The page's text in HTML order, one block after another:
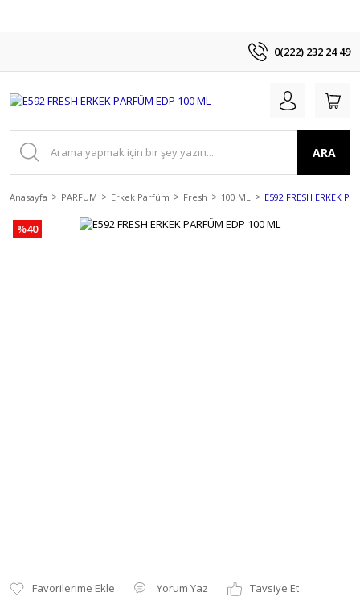
0(222) 232 24 49
ARA
Anasayfa PARFÜM Erkek Parfüm Fresh 100 ML E592 FRESH ERKEK
%40
Yorum Yaz
Tavsiye Et